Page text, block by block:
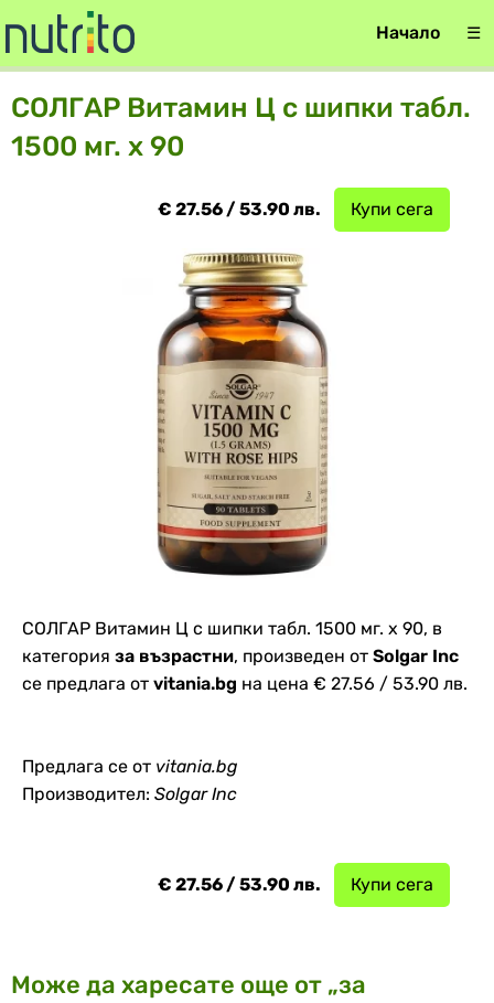
Начало ☰
СОЛГАР Витамин Ц с шипки табл.
1500 мг. х 90
Купи сега
€ 27.56 / 53.90 лв.
СОЛГАР Витамин Ц с шипки табл. 1500 мг. х 90, в
категория за възрастни, произведен от Solgar Inc
се предлага от vitania.bg на цена € 27.56 / 53.90 лв.
Предлага се от vitania.bg
Производител: Solgar Inc
Купи сега
€ 27.56 / 53.90 лв.
Може да харесате още от „за